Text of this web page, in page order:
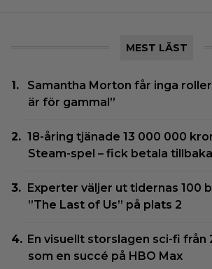
MEST LÄST
Samantha Morton får inga
är för gammal”
18-åring tjänade 13 000 000
Steam-spel – fick betala
Experter väljer ut tidernas 100
”The Last of Us” på plats 2
En visuellt storslagen sci-fi från
som en succé på HBO Max